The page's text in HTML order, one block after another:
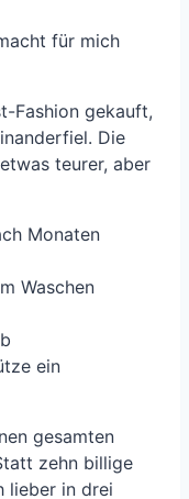
für mich
Fashion gekauft,
Die
teurer, aber
Monaten
Waschen
ein
gesamten
zehn billige
lieber in drei